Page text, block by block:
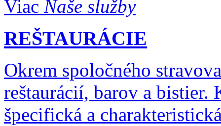
Viac Naše služby
REŠTAURÁCIE
Okrem spoločného
reštaurácií, barov a bistier.
špecifická a